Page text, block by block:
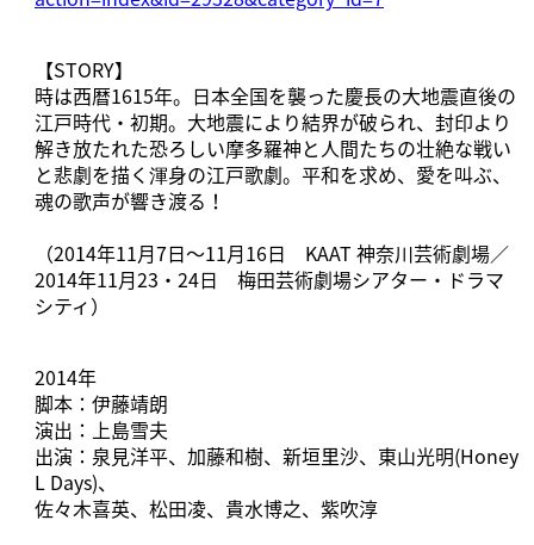
【STORY】
時は西暦1615年。日本全国を襲った慶長の大地震直後の
江戸時代・初期。大地震により結界が破られ、封印より
解き放たれた恐ろしい摩多羅神と人間たちの壮絶な戦い
と悲劇を描く渾身の江戸歌劇。平和を求め、愛を叫ぶ、
魂の歌声が響き渡る！
（2014年11月7日～11月16日 KAAT 神奈川芸術劇場／
2014年11月23・24日 梅田芸術劇場シアター・ドラマ
シティ）
2014年
脚本：伊藤靖朗
演出：上島雪夫
出演：泉見洋平、加藤和樹、新垣里沙、東山光明(Honey
L Days)、
佐々木喜英、松田凌、貴水博之、紫吹淳